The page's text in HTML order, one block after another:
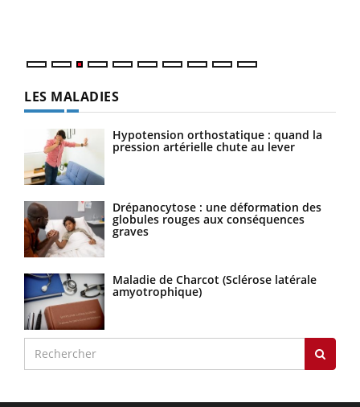
LES MALADIES
Hypotension orthostatique : quand la
pression artérielle chute au lever
Drépanocytose : une déformation des
globules rouges aux conséquences
graves
Maladie de Charcot (Sclérose latérale
amyotrophique)